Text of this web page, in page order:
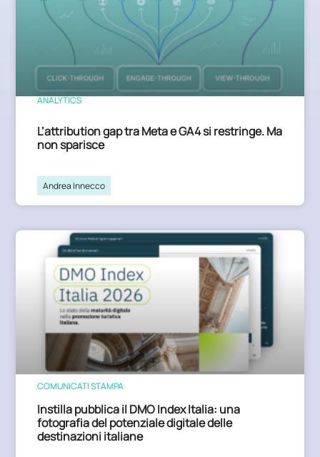
ANALYTICS
L’attribution gap tra Meta e GA4 si restringe. Ma
non sparisce
Andrea Innecco
COMUNICATI STAMPA
Instilla pubblica il DMO Index Italia: una
fotografia del potenziale digitale delle
destinazioni italiane